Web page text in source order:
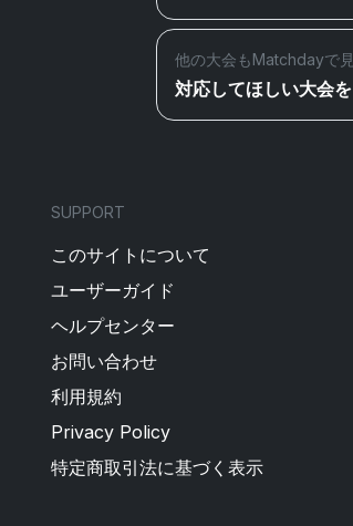
他の大会もMatchdayで
対応してほしい大会
SUPPORT
このサイトについて
ユーザーガイド
ヘルプセンター
お問い合わせ
利用規約
Privacy Policy
特定商取引法に基づく表示